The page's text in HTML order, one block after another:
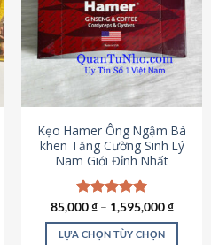
thể.
Các
tùy
chọn
có
thể
được
chọn
trên
trang
sản
phẩm
Kẹo Hamer Ông Ngậm Bà
khen Tăng Cường Sinh Lý
Nam Giới Đỉnh Nhất
Được xếp
hạng5.00
5 sao
85,000₫– 1,595,000₫
LỰA CHỌN TÙY CHỌN